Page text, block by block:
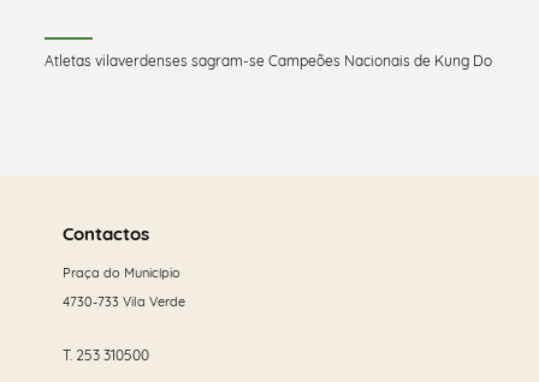
Atletas vilaverdenses sagram-se Campeões Nacionais de Kung Do
maisContactos
Praça do Município
4730-733 Vila Verde
T. 253 310500